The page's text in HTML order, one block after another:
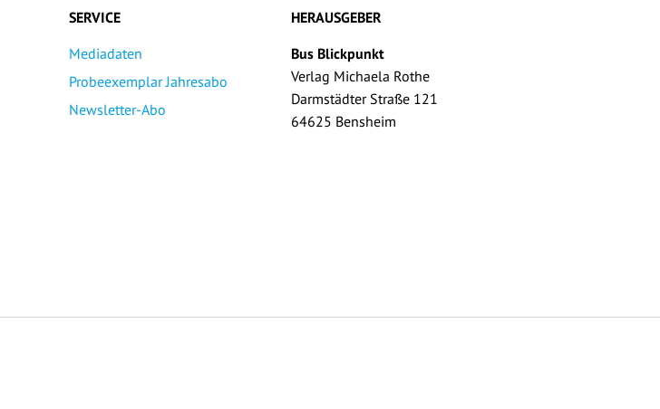
SERVICE
Mediadaten
Probeexemplar Jahresabo
Newsletter-Abo
HERAUSGEBER
Bus Blickpunkt
Verlag Michaela Rothe
Darmstädter Straße 121
64625 Bensheim